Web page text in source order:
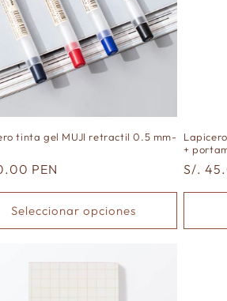
tinta gel MUJI retractil 0.5 mm-
PEN
Seleccionar opciones
+
Precio
S/.